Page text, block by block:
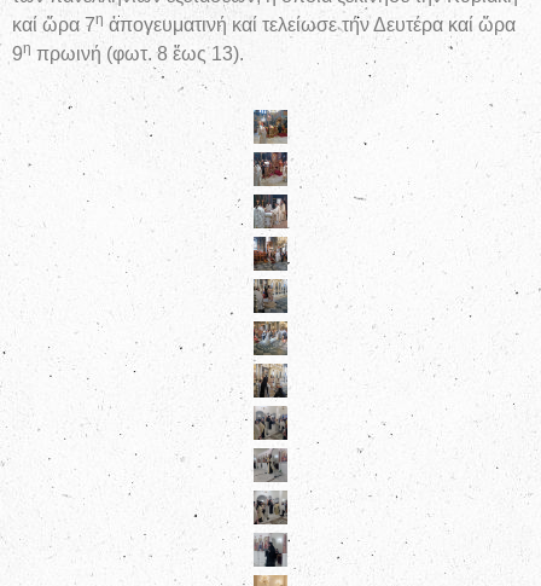
καί ὥρα 7η ἀπογευματινή καί τελείωσε τήν Δευτέρα καί ὥρα
9η πρωινή (φωτ. 8 ἕως 13).